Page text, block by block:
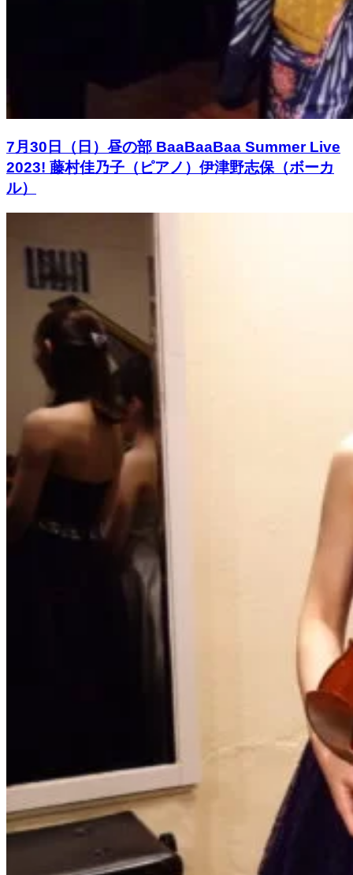
7月30日（日）昼の部 BaaBaaBaa Summer Live
2023! 藤村佳乃子（ピアノ）伊津野志保（ボーカ
ル）